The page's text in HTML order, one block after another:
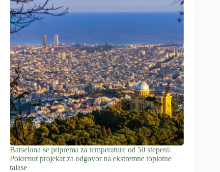
Barselona se priprema za temperature od 50 stepeni:
Pokrenut projekat za odgovor na ekstremne toplotne
talase